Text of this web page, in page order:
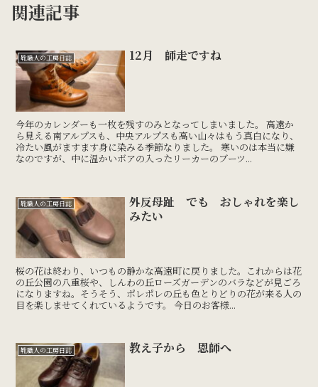
関連記事
靴職人の工房日誌 12月 師走ですね
今年のカレンダーも一枚を残すのみとなってしまいました。 高遠か
ら見える南アルプスも、中央アルプスも高い山々はもう真白になり、
冷たい風がますます身に染みる季節なりました。 寒いのは本当に嫌
なのですが、中に温かいボアの入ったリーカーのブーツ...
靴職人の工房日誌
外反母趾 でも おしゃれを楽し
みたい
桜の花は終わり、いつもの静かな高遠町に戻りました。これからは花
の丘公園の八重桜や、しんわの丘ローズガーデンのバラなどが見ごろ
になりますね。そうそう、ポレポレの丘も色とりどりの花が来る人の
目を楽しませてくれているようです。 今日のお客様...
靴職人の工房日誌 教え子から 恩師へ